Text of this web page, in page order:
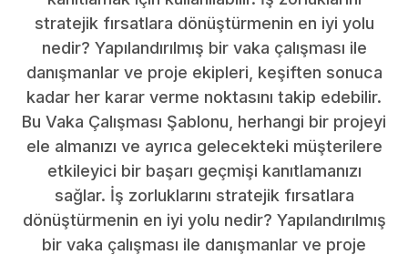
stratejik fırsatlara dönüştürmenin en iyi yolu
nedir? Yapılandırılmış bir vaka çalışması ile
danışmanlar ve proje ekipleri, keşiften sonuca
kadar her karar verme noktasını takip edebilir.
Bu Vaka Çalışması Şablonu, herhangi bir projeyi
ele almanızı ve ayrıca gelecekteki müşterilere
etkileyici bir başarı geçmişi kanıtlamanızı
sağlar. İş zorluklarını stratejik fırsatlara
dönüştürmenin en iyi yolu nedir? Yapılandırılmış
bir vaka çalışması ile danışmanlar ve proje